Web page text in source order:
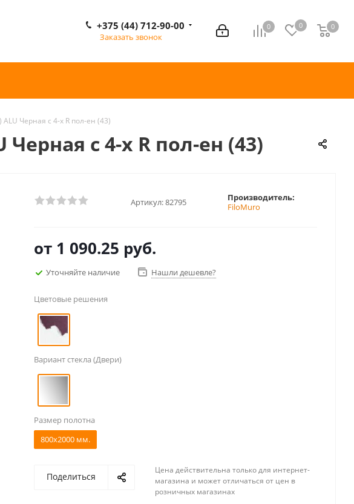
0 0 0
0
+375 (44) 712-90-00
Заказать звонок
ALU Черная с 4-х R пол-ен (43)
Черная с 4-х R пол-ен (43)
Артикул:82795
Производитель:
FiloMuro
от 1 090.25 руб.
Уточняйте наличие Нашли дешевле?
Цветовые решения
Вариант стекла (Двери)
Размер полотна
800x2000 мм.
Поделиться
Цена действительна только для интернет-
магазина и может отличаться от цен в
розничных магазинах